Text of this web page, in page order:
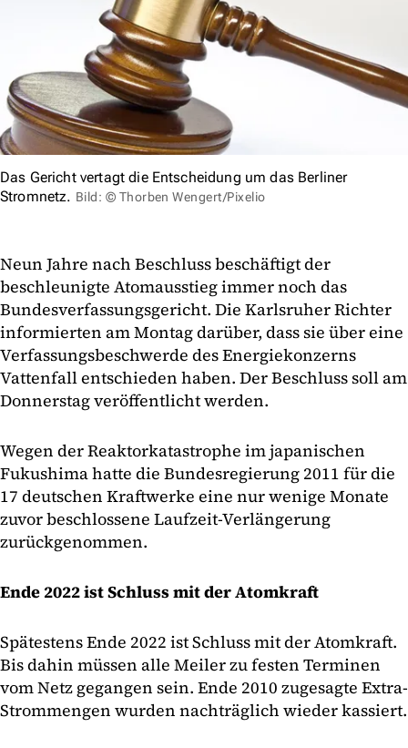
Das Gericht vertagt die Entscheidung um das Berliner
Stromnetz. Bild: © Thorben Wengert/Pixelio
Neun Jahre nach Beschluss beschäftigt der
beschleunigte Atomausstieg immer noch das
Bundesverfassungsgericht. Die Karlsruher Richter
informierten am Montag darüber, dass sie über eine
Verfassungsbeschwerde des Energiekonzerns
Vattenfall entschieden haben. Der Beschluss soll am
Donnerstag veröffentlicht werden.
Wegen der Reaktorkatastrophe im japanischen
Fukushima hatte die Bundesregierung 2011 für die
17 deutschen Kraftwerke eine nur wenige Monate
zuvor beschlossene Laufzeit-Verlängerung
zurückgenommen.
Ende 2022 ist Schluss mit der Atomkraft
Spätestens Ende 2022 ist Schluss mit der Atomkraft.
Bis dahin müssen alle Meiler zu festen Terminen
vom Netz gegangen sein. Ende 2010 zugesagte Extra-
Strommengen wurden nachträglich wieder kassiert.